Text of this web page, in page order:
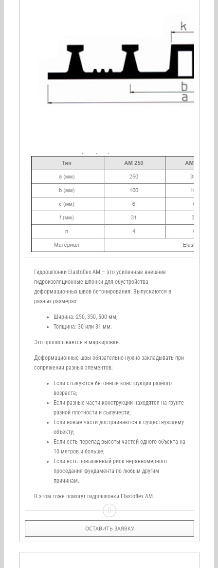
Гидрошпонки Elastoflex AM – это усиленные внешние
гидроизоляционные шпонки для обустройства
деформационных швов бетонирования. Выпускаются в
разных размерах:
Ширина: 250, 350, 500 мм;
Толщина: 30 или 31 мм.
Это прописывается в маркировке.
Деформационные швы обязательно нужно закладывать при
сопряжении разных элементов:
Если стыкуются бетонные конструкции разного
возраста;
Если разные части конструкции находятся на грунте
разной плотности и сыпучести;
Если новые части достраиваются к существующему
объекту;
Если есть перепад высоты частей одного объекта на
10 метров и больше;
Если есть повышенный риск неравномерного
проседания фундамента по любым другим
причинам.
В этом тоже помогут гидрошпонки Elastoflex AM.
ОСТАВИТЬ ЗАЯВКУ